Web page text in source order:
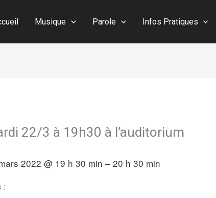
Musique Parole Infos Pratiques
22/3 à 19h30 à l’auditorium
2022 @ 19 h 30 min – 20 h 30 min
: